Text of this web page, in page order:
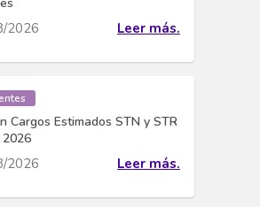
2026 Leer más.
Cargos Estimados STN y STR
2026 Leer más.